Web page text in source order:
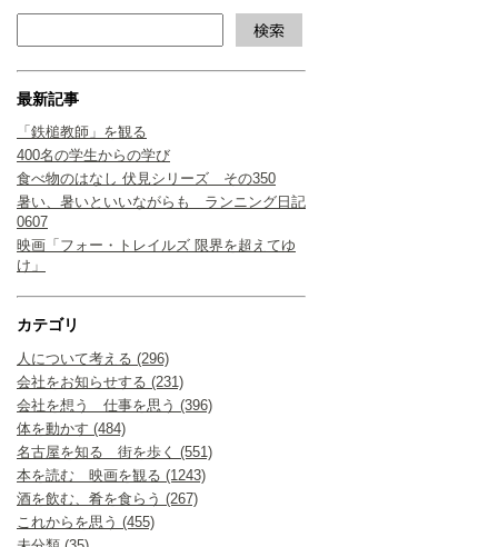
最新記事
「鉄槌教師」を観る
400名の学生からの学び
食べ物のはなし 伏見シリーズ その350
暑い、暑いといいながらも ランニング日記
0607
映画「フォー・トレイルズ 限界を超えてゆ
け」
カテゴリ
人について考える (296)
会社をお知らせする (231)
会社を想う 仕事を思う (396)
体を動かす (484)
名古屋を知る 街を歩く (551)
本を読む 映画を観る (1243)
酒を飲む、肴を食らう (267)
これからを思う (455)